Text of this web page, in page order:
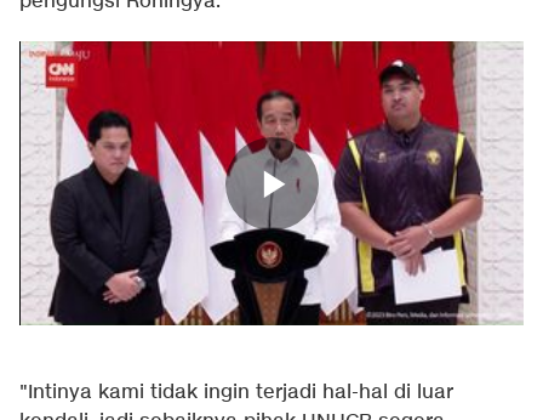
"Intinya kami tidak ingin terjadi hal-hal di luar